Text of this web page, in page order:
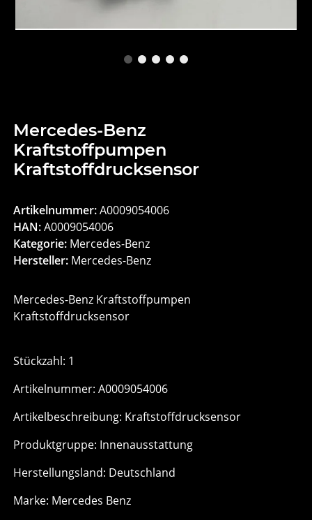
Mercedes-Benz
Kraftstoffpumpen
Kraftstoffdrucksensor
Artikelnummer:A0009054006
HAN:A0009054006
Kategorie: Mercedes-Benz
Hersteller: Mercedes-Benz
Mercedes-Benz Kraftstoffpumpen
Kraftstoffdrucksensor
Stückzahl: 1
Artikelnummer: A0009054006
Artikelbeschreibung: Kraftstoffdrucksensor
Produktgruppe: Innenausstattung
Herstellungsland: Deutschland
Marke: Mercedes Benz